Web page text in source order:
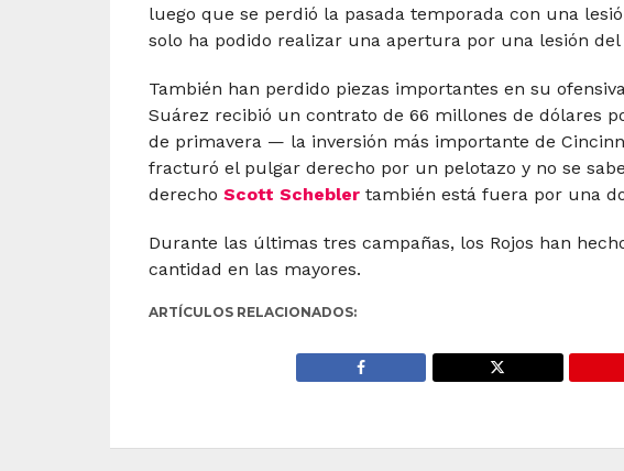
luego que se perdió la pasada temporada con una
solo ha podido realizar una apertura por una lesión del
También han perdido piezas importantes en su
Suárez recibió un contrato de 66 millones de dólares
de primavera — la inversión más importante de
fracturó el pulgar derecho por un pelotazo y no se
derecho Scott Scheblertambién está fuera por una
Durante las últimas tres campañas, los Rojos han
cantidad en las mayores.
ARTÍCULOS RELACIONADOS: